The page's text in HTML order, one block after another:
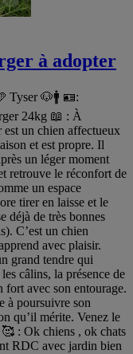
à adopter
Tyser 🐶🚹 🪪:
24kg 📖 : À
est un chien affectueux
et est propre. Il
un léger moment
retrouve le réconfort de
un espace
tirer en laisse et le
déjà de très bonnes
C’est un chien
avec plaisir.
grand tendre qui
câlins, la présence de
fort avec son entourage.
à poursuivre son
qu’il mérite. Venez le
: Ok chiens , ok chats
RDC avec jardin bien